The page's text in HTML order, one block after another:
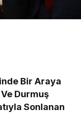
Bir Araya
Durmuş
Sonlanan